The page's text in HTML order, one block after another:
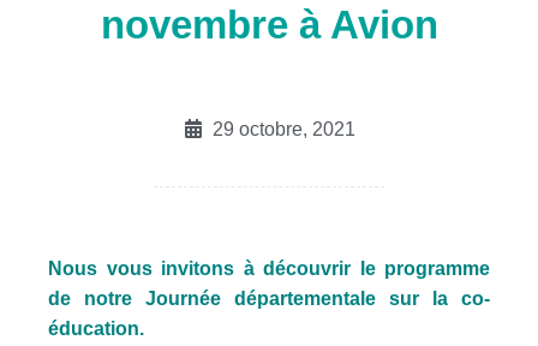
novembre à Avion
29 octobre, 2021
Nous vous invitons à découvrir le programme
de notre Journée départementale sur la co-
éducation.